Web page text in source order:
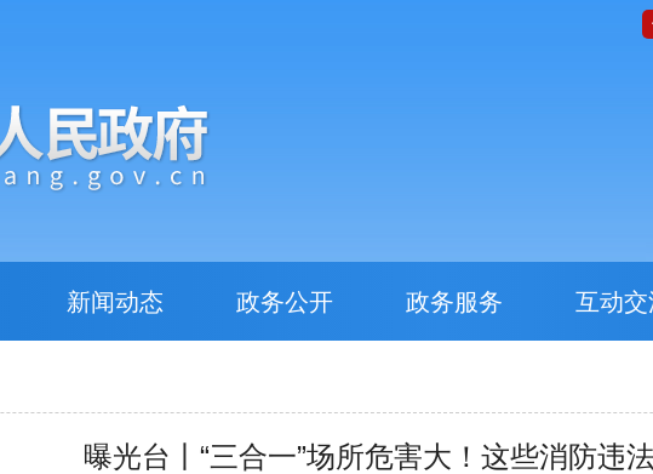
新闻动态 政务公开 政务服务 互动交
曝光台丨“三合一”场所危害大！这些消防违